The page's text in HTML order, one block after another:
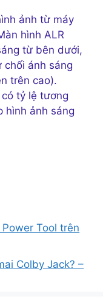
ảnh từ máy
hình ALR
từ bên dưới,
ánh sáng
trên cao).
tỷ lệ tương
hình ảnh sáng
Tool trên
Colby Jack? –